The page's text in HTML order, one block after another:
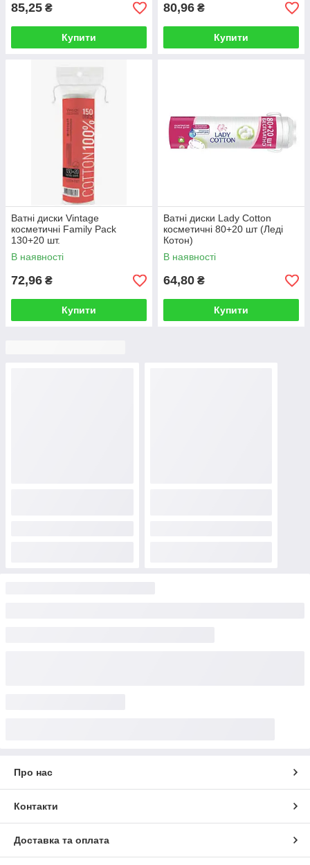
85,25 ₴
Купити
80,96 ₴
Купити
Ватні диски Vintage
косметичні Family Pack
130+20 шт.
В наявності
72,96 ₴
Купити
Ватні диски Lady Cotton
косметичні 80+20 шт (Леді
Котон)
В наявності
64,80 ₴
Купити
Про нас
Контакти
Доставка та оплата